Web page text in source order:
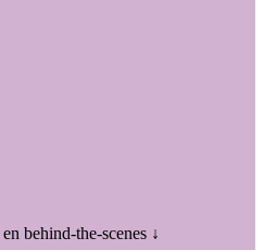
behind-the-scenes ↓